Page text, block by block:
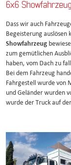
6x6
Dass wir auch
Begeisterung
Showfahrzeug
zum gemütlichen
haben, vom Dach zu
Bei dem Fahrzeug
Fahrgestell wurde von
und Geländer wurden
wurde der Truck auf